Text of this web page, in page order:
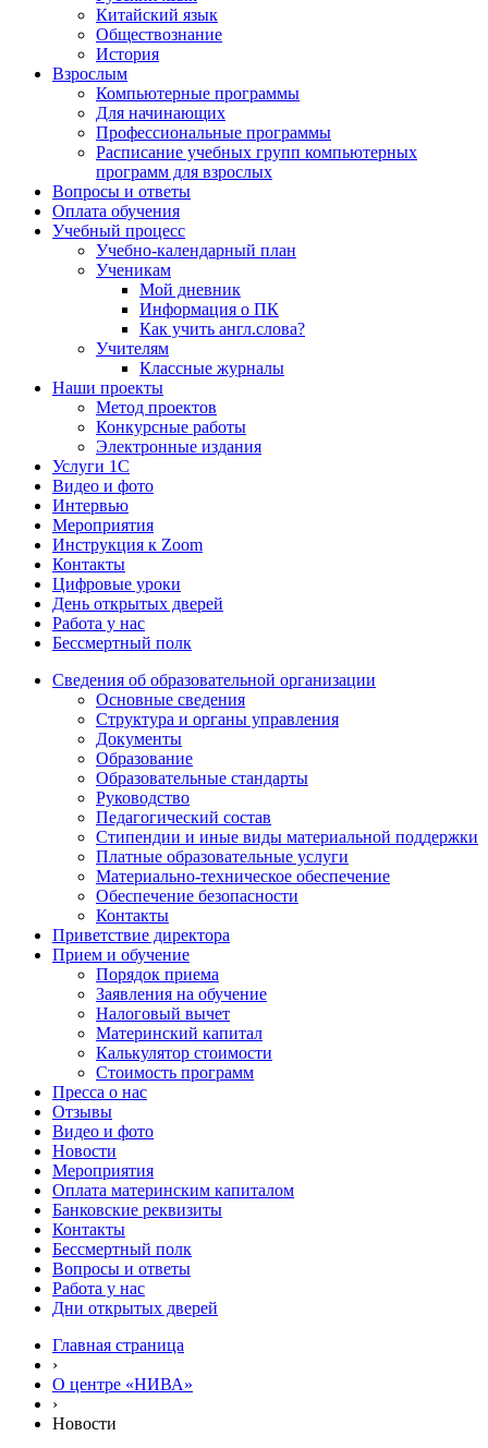
Китайский язык
Обществознание
История
Взрослым
Компьютерные программы
Для начинающих
Профессиональные программы
Расписание учебных групп компьютерных
программ для взрослых
Вопросы и ответы
Оплата обучения
Учебный процесс
Учебно-календарный план
Ученикам
Мой дневник
Информация о ПК
Как учить англ.слова?
Учителям
Классные журналы
Наши проекты
Метод проектов
Конкурсные работы
Электронные издания
Услуги 1C
Видео и фото
Интервью
Мероприятия
Инструкция к Zoom
Контакты
Цифровые уроки
День открытых дверей
Работа у нас
Бессмертный полк
Сведения об образовательной организации
Основные сведения
Структура и органы управления
Документы
Образование
Образовательные стандарты
Руководство
Педагогический состав
Стипендии и иные виды материальной поддержки
Платные образовательные услуги
Материально-техническое обеспечение
Обеспечение безопасности
Контакты
Приветствие директора
Прием и обучение
Порядок приема
Заявления на обучение
Налоговый вычет
Материнский капитал
Калькулятор стоимости
Стоимость программ
Пресса о нас
Отзывы
Видео и фото
Новости
Мероприятия
Оплата материнским капиталом
Банковские реквизиты
Контакты
Бессмертный полк
Вопросы и ответы
Работа у нас
Дни открытых дверей
Главная страница
›
О центре «НИВА»
›
Новости